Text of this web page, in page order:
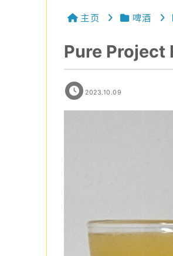
主页 啤酒
Pure Project
2023.10.09